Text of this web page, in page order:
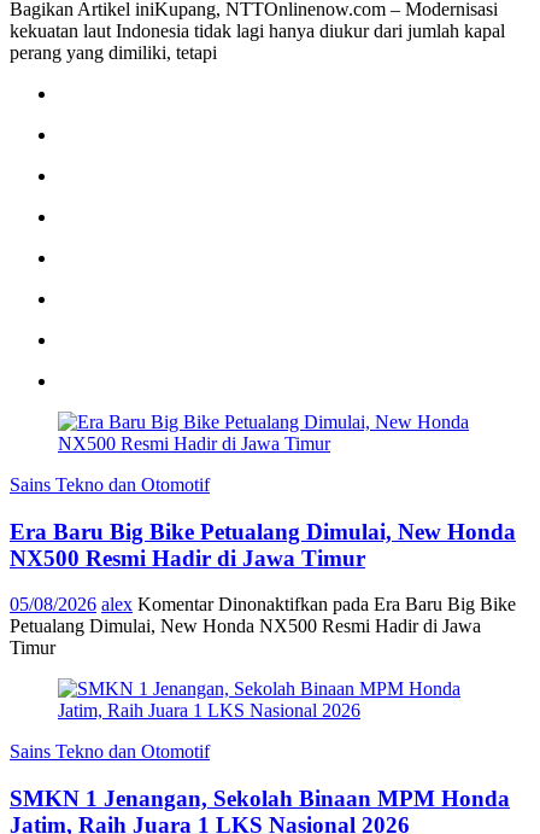
Bagikan Artikel iniKupang, NTTOnlinenow.com – Modernisasi
kekuatan laut Indonesia tidak lagi hanya diukur dari jumlah kapal
perang yang dimiliki, tetapi
Sains Tekno dan Otomotif
Era Baru Big Bike Petualang Dimulai, New Honda
NX500 Resmi Hadir di Jawa Timur
05/08/2026 alex Komentar Dinonaktifkan pada Era Baru Big Bike
Petualang Dimulai, New Honda NX500 Resmi Hadir di Jawa
Timur
Sains Tekno dan Otomotif
SMKN 1 Jenangan, Sekolah Binaan MPM Honda
Jatim, Raih Juara 1 LKS Nasional 2026